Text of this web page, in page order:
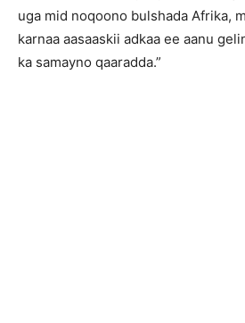
uga mid noqoono bulshada Afrika,
karnaa aasaaskii adkaa ee aanu
ka samayno qaaradda.”